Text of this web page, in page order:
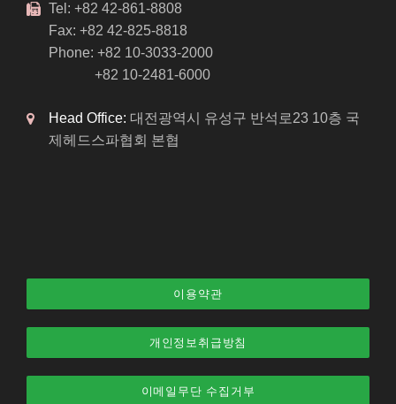
Tel: +82 42-861-8808
Fax: +82 42-825-8818
Phone: +82 10-3033-2000
+82 10-2481-6000
Head Office: 대전광역시 유성구 반석로23 10층 국
제헤드스파협회 본협
이용약관
개인정보취급방침
이메일무단 수집거부